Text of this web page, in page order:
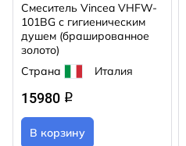
Смеситель Vincea VHFW-
101BG с гигиеническим
душем (брашированное
золото)
Страна
Италия
15980 q
В корзину